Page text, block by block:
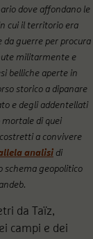
dove affondano le
cui il territorio era
da guerre per procura
militarmente e
belliche aperte in
storico a dipanare
e degli addentellati
di quei
a convivere
analisi di
schema geopolitico
da Taïz,
campi e dei